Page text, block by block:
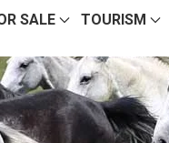
SALE TOURISM